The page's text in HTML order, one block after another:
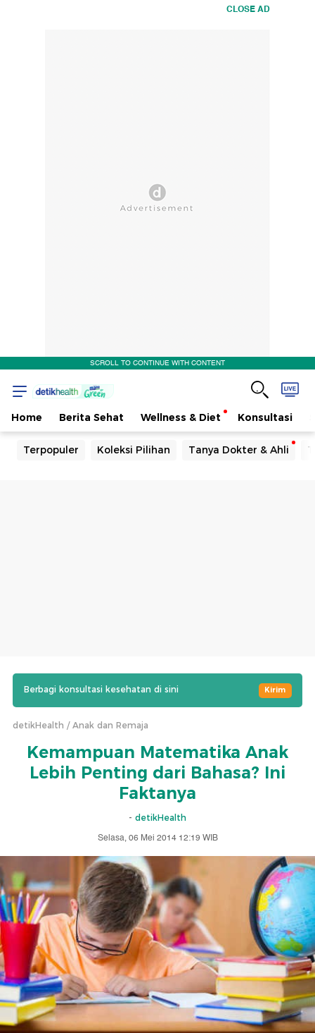
CLOSE AD
SCROLL TO CONTINUE WITH CONTENT
Home Berita Sehat Wellness & Diet Konsultasi
Terpopuler Koleksi Pilihan Tanya Dokter & Ahli
Berbagi konsultasi kesehatan di sini Kirim
detikHealth Anak dan Remaja
Kemampuan Matematika Anak
Lebih Penting dari Bahasa? Ini
Faktanya
- detikHealth
Selasa, 06 Mei 2014 12:19 WIB